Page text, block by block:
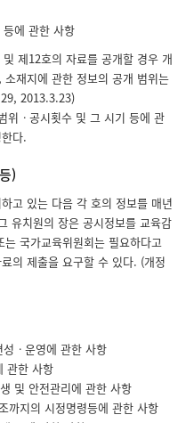
에 관한 사항
제12호의 자료를 공개할 경우 개
재지에 관한 정보의 공개 범위는
2013.3.23)
위ㆍ공시횟수 및 그 시기 등에 관
다.
)
고 있는 다음 각 호의 정보를 매년
유치원의 장은 공시정보를 교육감
국가교육위원회는 필요하다고
의 제출을 요구할 수 있다. (개정
ㆍ운영에 관한 사항
관한 사항
및 안전관리에 관한 사항
까지의 시정명령등에 관한 사항